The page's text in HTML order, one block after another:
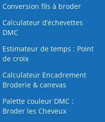
Conversion fils à broder
Calculateur d’échevettes
DMC
Estimateur de temps : Point
de croix
Calculateur Encadrement
Broderie & canevas
Palette couleur DMC :
Broder les Cheveux